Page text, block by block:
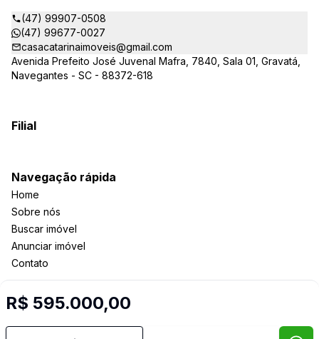
R$ 595.000,00
(47) 99907-0508
(47) 99677-0027
casacatarinaimoveis@gmail.com
Avenida Prefeito José Juvenal Mafra, 7840, Sala 01, Gravatá,
Navegantes - SC - 88372-618
Filial
Navegação rápida
Home
Sobre nós
Buscar imóvel
Anunciar imóvel
Contato
Selo de Tecnologia Loft